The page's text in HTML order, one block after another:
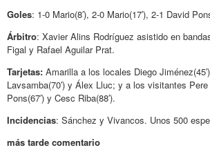
Goles: 1-0 Mario(8′), 2-0 Mario(17′), 2-1 David
Árbitro: Xavier Alins Rodríguez asistido en
Figal y Rafael Aguilar Prat.
Tarjetas: Amarilla a los locales Diego
Lavsamba(70′) y Álex Lluc; y a los visitantes Pere
Pons(67′) y Cesc Riba(88′).
Incidencias: Sánchez y Vivancos. Unos 500
más tarde comentario